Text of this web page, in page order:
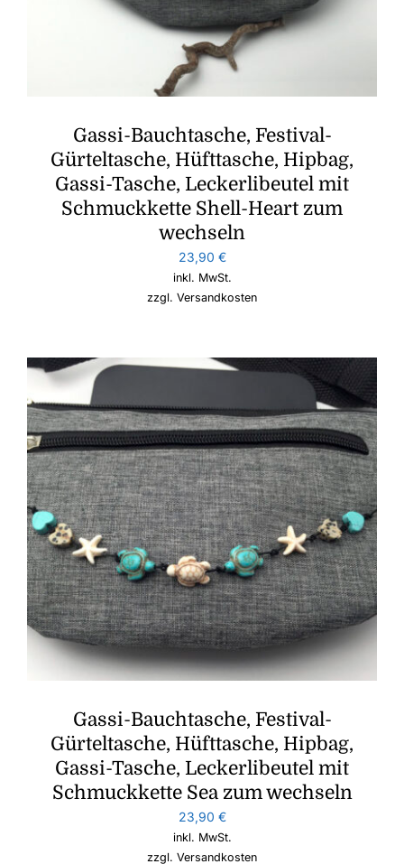
Gassi-Bauchtasche, Festival-
Gürteltasche, Hüfttasche, Hipbag,
Gassi-Tasche, Leckerlibeutel mit
Schmuckkette Shell-Heart zum
wechseln
23,90 €
inkl. MwSt.
zzgl. Versandkosten
Gassi-Bauchtasche, Festival-
Gürteltasche, Hüfttasche, Hipbag,
Gassi-Tasche, Leckerlibeutel mit
Schmuckkette Sea zum wechseln
23,90 €
inkl. MwSt.
zzgl. Versandkosten